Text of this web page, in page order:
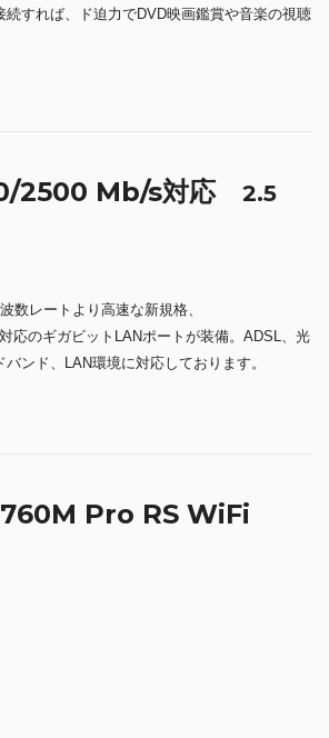
続すれば、ド迫力でDVD映画鑑賞や音楽の視聴
2500 Mb/s対応 2.5
数レートより高速な新規格、
応のギガビットLANポートが装備。ADSL、光
ンド、LAN環境に対応しております。
Pro RS WiFi